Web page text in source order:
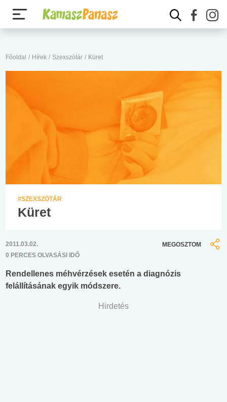
Főoldal / Hírek / Szexszótár / Küret
#SZEXSZÓTÁR
Küret
2011.03.02.
0 PERCES OLVASÁSI IDŐ
MEGOSZTOM
Rendellenes méhvérzések esetén a diagnózis
felállításának egyik módszere.
Hirdetés